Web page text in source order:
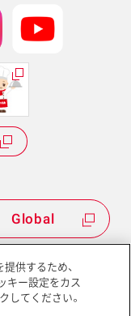
Global
シー
供するため、
キー設定をカス
してください。